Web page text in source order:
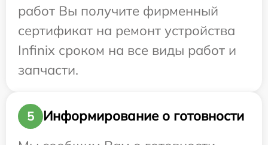
работ Вы получите фирменный
сертификат на ремонт устройства
Infinix сроком на все виды работ и
запчасти.
5
Информирование о готовности